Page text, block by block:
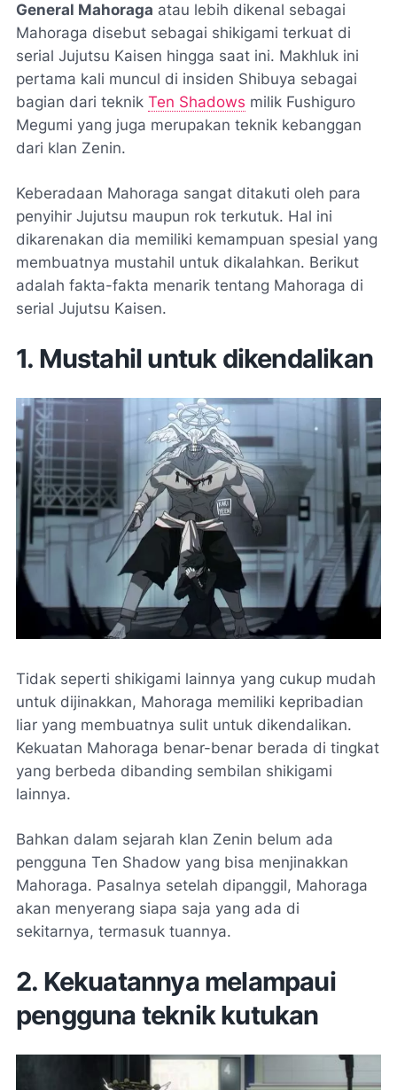
General Mahoraga atau lebih dikenal sebagai
Mahoraga disebut sebagai shikigami terkuat di
serial Jujutsu Kaisen hingga saat ini. Makhluk ini
pertama kali muncul di insiden Shibuya sebagai
bagian dari teknik Ten Shadows milik Fushiguro
Megumi yang juga merupakan teknik kebanggan
dari klan Zenin.
Keberadaan Mahoraga sangat ditakuti oleh para
penyihir Jujutsu maupun rok terkutuk. Hal ini
dikarenakan dia memiliki kemampuan spesial yang
membuatnya mustahil untuk dikalahkan. Berikut
adalah fakta-fakta menarik tentang Mahoraga di
serial Jujutsu Kaisen.
1. Mustahil untuk dikendalikan
Tidak seperti shikigami lainnya yang cukup mudah
untuk dijinakkan, Mahoraga memiliki kepribadian
liar yang membuatnya sulit untuk dikendalikan.
Kekuatan Mahoraga benar-benar berada di tingkat
yang berbeda dibanding sembilan shikigami
lainnya.
Bahkan dalam sejarah klan Zenin belum ada
pengguna Ten Shadow yang bisa menjinakkan
Mahoraga. Pasalnya setelah dipanggil, Mahoraga
akan menyerang siapa saja yang ada di
sekitarnya, termasuk tuannya.
2. Kekuatannya melampaui
pengguna teknik kutukan